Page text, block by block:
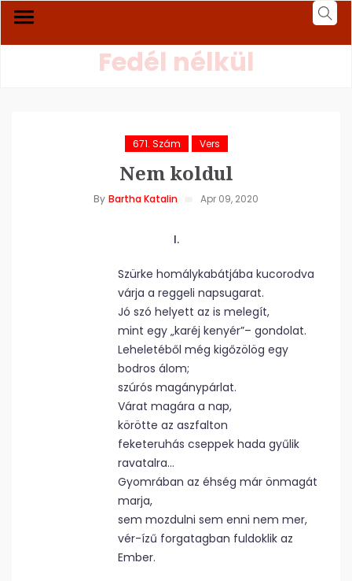
Fedél nélkül
671. Szám Vers
Nem koldul
By Bartha Katalin Apr 09, 2020
I.
Szürke homálykabátjába kucorodva
várja a reggeli napsugarat.
Jó szó helyett az is melegít,
mint egy „karéj kenyér”– gondolat.
Leheletéből még kigőzölög egy
bodros álom;
szúrós magánypárlat.
Várat magára a nap,
körötte az aszfalton
feketeruhás cseppek hada gyűlik
ravatalra…
Gyomrában az éhség már önmagát
marja,
sem mozdulni sem enni nem mer,
vér-ízű forgatagban fuldoklik az
Ember.